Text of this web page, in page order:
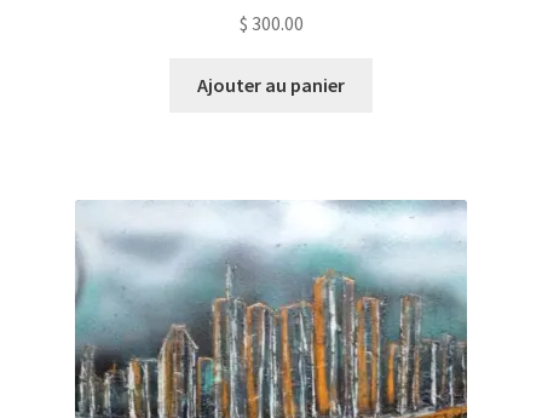
$ 300.00
Ajouter au panier